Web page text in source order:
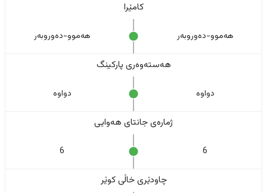
کامێرا
هەموو-دەوروبەر هەموو-دەوروبەر
هەستەوەری پارکینگ
دواوە دواوە
ژمارەی جانتای هەوایی
6
6
چاودێری خاڵی کوێر